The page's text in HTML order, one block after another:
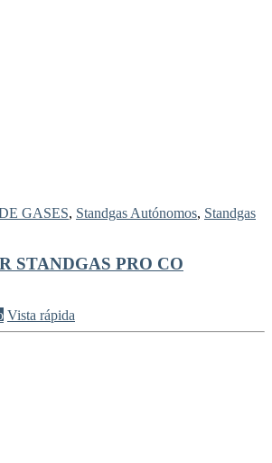
GASES, Standgas Autónomos, Standgas
STANDGAS PRO CO
Vista rápida